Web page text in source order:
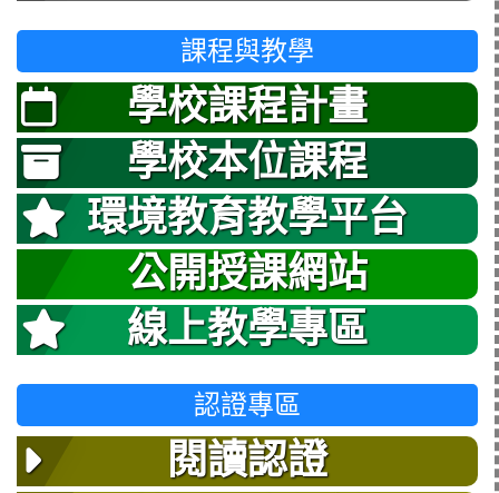
課程與教學
學校課程計畫
學校本位課程
環境教育教學平台
公開授課網站
線上教學專區
認證專區
閱讀認證